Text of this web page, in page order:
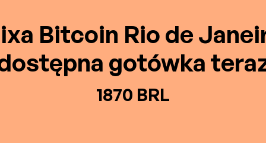
Bitcoin Rio de
gotówka
1870 BRL